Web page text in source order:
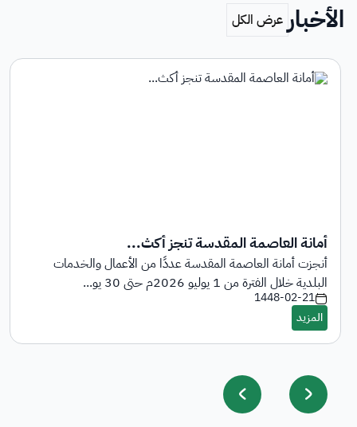
الأخبار
أمانة العاصمة المقدسة تنجز أكث...
أنجزت أمانة العاصمة المقدسة عددًا من الأعمال والخدمات
البلدية خلال الفترة من 1 يوليو 2026م حتى 30 يو...
1448-02-21